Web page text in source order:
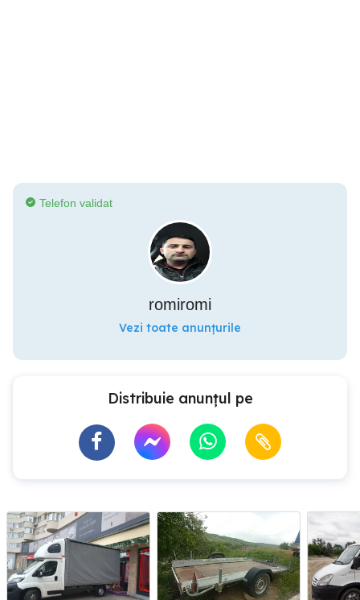
Telefon validat
romiromi
Vezi toate anunțurile
Distribuie anunțul pe